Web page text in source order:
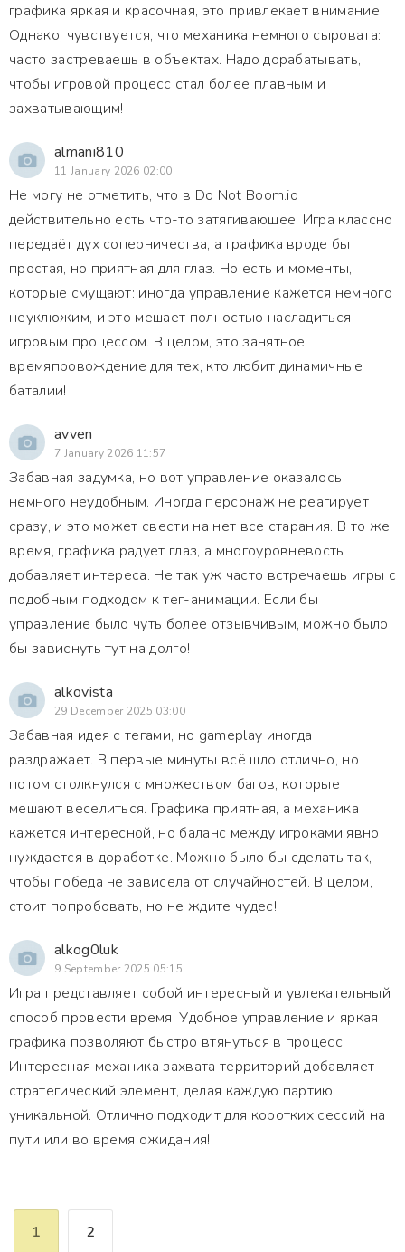
графика яркая и красочная, это привлекает внимание.
Однако, чувствуется, что механика немного сыровата:
часто застреваешь в объектах. Надо дорабатывать,
чтобы игровой процесс стал более плавным и
захватывающим!
almani810
11 January 2026 02:00
Не могу не отметить, что в Do Not Boom.io
действительно есть что-то затягивающее. Игра классно
передаёт дух соперничества, а графика вроде бы
простая, но приятная для глаз. Но есть и моменты,
которые смущают: иногда управление кажется немного
неуклюжим, и это мешает полностью насладиться
игровым процессом. В целом, это занятное
времяпровождение для тех, кто любит динамичные
баталии!
avven
7 January 2026 11:57
Забавная задумка, но вот управление оказалось
немного неудобным. Иногда персонаж не реагирует
сразу, и это может свести на нет все старания. В то же
время, графика радует глаз, а многоуровневость
добавляет интереса. Не так уж часто встречаешь игры с
подобным подходом к тег-анимации. Если бы
управление было чуть более отзывчивым, можно было
бы зависнуть тут на долго!
alkovista
29 December 2025 03:00
Забавная идея с тегами, но gameplay иногда
раздражает. В первые минуты всё шло отлично, но
потом столкнулся с множеством багов, которые
мешают веселиться. Графика приятная, а механика
кажется интересной, но баланс между игроками явно
нуждается в доработке. Можно было бы сделать так,
чтобы победа не зависела от случайностей. В целом,
стоит попробовать, но не ждите чудес!
alkog0luk
9 September 2025 05:15
Игра представляет собой интересный и увлекательный
способ провести время. Удобное управление и яркая
графика позволяют быстро втянуться в процесс.
Интересная механика захвата территорий добавляет
стратегический элемент, делая каждую партию
уникальной. Отлично подходит для коротких сессий на
пути или во время ожидания!
1 2